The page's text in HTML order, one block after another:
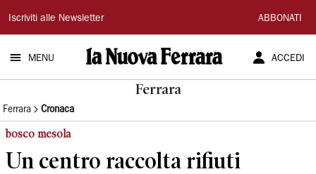
La
Nuova
Ferrara
Iscriviti alle Newsletter ABBONATI
MENU ACCEDI
Ferrara
Ferrara Cronaca
bosco mesola
Un centro raccolta rifiuti